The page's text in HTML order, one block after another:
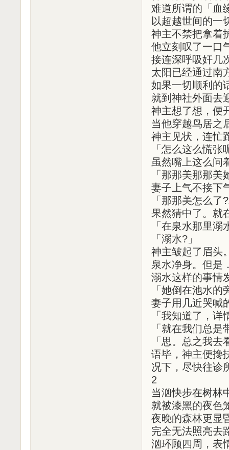
难道所谓的「血
以超越世间的一
神主不禁把拿着
他立刻叹了一口
接连深呼吸奸几
太阳已经通过南
如果一切顺利的
就到神社外面去
神主想了想，便
当他穿越鸟居之
神主见状，连忙
「怎么这么慌
虽然嘴上这么问
「那那美那那美
妻子上气不接下
「那那美怎么
果然猜中了。就
「在泉水那里
「溺水?」
神主皱起了眉头
泉水净身。但是
溺水这样的事情
「她倒在池水
妻子用几近哭喊
「我知道了，
「就在我们总
「思。总之我去
语毕，神主便搀
况下，尽快往诊
2
当汹快步在树林
就被漆黑的夜色
夜晚的森林更显
完全无法照亮去
汹环顾四周，表